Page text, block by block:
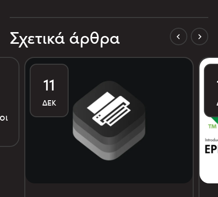
Σχετικά άρθρα
11
ΔΕΚ